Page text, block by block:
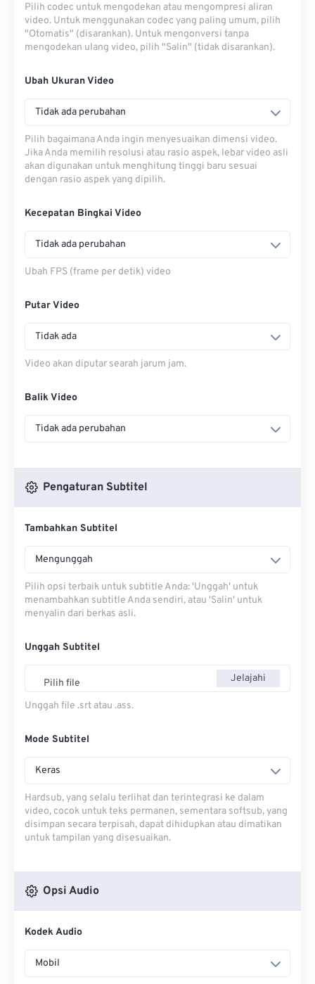
Pilih codec untuk mengodekan atau mengompresi aliran
video. Untuk menggunakan codec yang paling umum, pilih
"Otomatis" (disarankan). Untuk mengonversi tanpa
mengodekan ulang video, pilih "Salin" (tidak disarankan).
Ubah Ukuran Video
Tidak ada perubahan
Pilih bagaimana Anda ingin menyesuaikan dimensi video.
Jika Anda memilih resolusi atau rasio aspek, lebar video asli
akan digunakan untuk menghitung tinggi baru sesuai
dengan rasio aspek yang dipilih.
Kecepatan Bingkai Video
Tidak ada perubahan
Ubah FPS (frame per detik) video
Putar Video
Tidak ada
Video akan diputar searah jarum jam.
Balik Video
Tidak ada perubahan
Pengaturan Subtitel
Tambahkan Subtitel
Mengunggah
Pilih opsi terbaik untuk subtitle Anda: 'Unggah' untuk
menambahkan subtitle Anda sendiri, atau 'Salin' untuk
menyalin dari berkas asli.
Unggah Subtitel
Pilih file Jelajahi
Unggah file .srt atau .ass.
Mode Subtitel
Keras
Hardsub, yang selalu terlihat dan terintegrasi ke dalam
video, cocok untuk teks permanen, sementara softsub, yang
disimpan secara terpisah, dapat dihidupkan atau dimatikan
untuk tampilan yang disesuaikan.
Opsi Audio
Kodek Audio
Mobil